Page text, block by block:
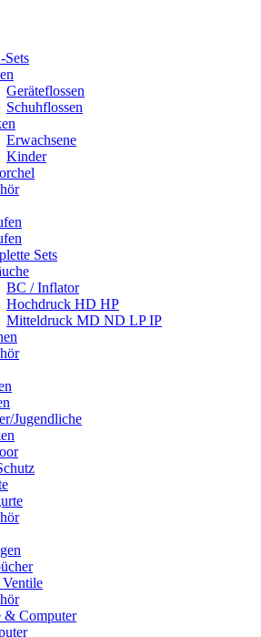
Geräteflossen
Schuhflossen
Erwachsene
Kinder
Sets
BC / Inflator
Hochdruck HD HP
Mitteldruck MD ND LP IP
Jugendliche
& Computer